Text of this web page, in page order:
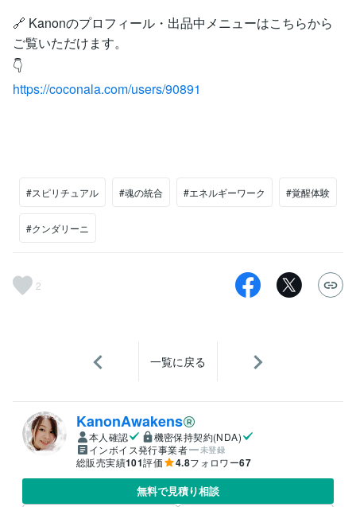
🔗 Kanonのプロフィール・出品中メニューはこちらから
ご覧いただけます。
👇
https://coconala.com/users/90891
#スピリチュアル #魂の統合 #エネルギーワーク #覚醒体験
#クンダリーニ
2
一覧に戻る
KanonAwakens
本人確認
機密保持契約(NDA)
インボイス発行事業者
未登録
総販売実績101評価 4.8フォロワー67
無料で見積り相談